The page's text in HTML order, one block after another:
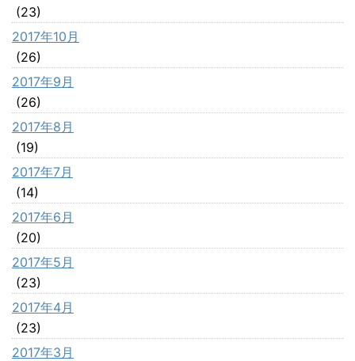
(23)
2017年10月
(26)
2017年9月
(26)
2017年8月
(19)
2017年7月
(14)
2017年6月
(20)
2017年5月
(23)
2017年4月
(23)
2017年3月